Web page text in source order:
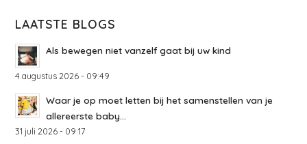
LAATSTE BLOGS
Als bewegen niet vanzelf gaat bij uw kind
4 augustus 2026 - 09:49
Waar je op moet letten bij het samenstellen van je
allereerste baby...
31 juli 2026 - 09:17